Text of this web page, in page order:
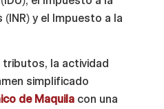
y el Impuesto a la
la actividad
simplificado
de Maquilacon una